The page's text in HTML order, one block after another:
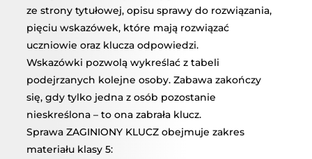
ze strony tytułowej, opisu sprawy do rozwiązania,
pięciu wskazówek, które mają rozwiązać
uczniowie oraz klucza odpowiedzi.
Wskazówki pozwolą wykreślać z tabeli
podejrzanych kolejne osoby. Zabawa zakończy
się, gdy tylko jedna z osób pozostanie
nieskreślona – to ona zabrała klucz.
Sprawa ZAGINIONY KLUCZ obejmuje zakres
materiału klasy 5: